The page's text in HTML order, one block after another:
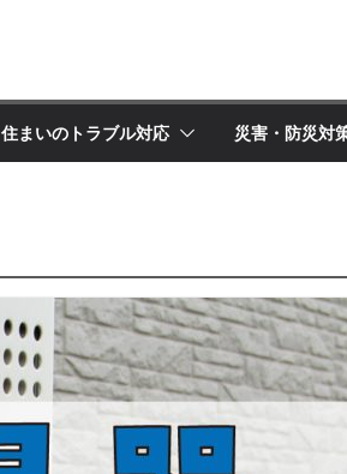
住まいのトラブル対応 災害・防災対